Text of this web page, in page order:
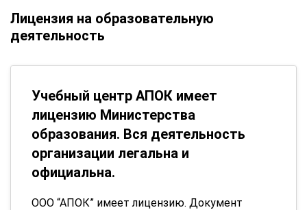
Лицензия на образовательную
деятельность
Учебный центр АПОК имеет
лицензию Министерства
образования. Вся деятельность
организации легальна и
официальна.
ООО “АПОК” имеет лицензию. Документ